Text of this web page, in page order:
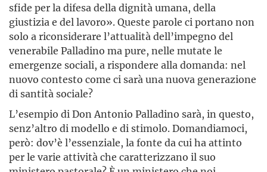
sfide per la difesa della dignità umana, della
giustizia e del lavoro». Queste parole ci portano non
solo a riconsiderare l’attualità dell’impegno del
venerabile Palladino ma pure, nelle mutate le
emergenze sociali, a rispondere alla domanda: nel
nuovo contesto come ci sarà una nuova generazione
di santità sociale?
L’esempio di Don Antonio Palladino sarà, in questo,
senz’altro di modello e di stimolo. Domandiamoci,
però: dov’è l’essenziale, la fonte da cui ha attinto
per le varie attività che caratterizzano il suo